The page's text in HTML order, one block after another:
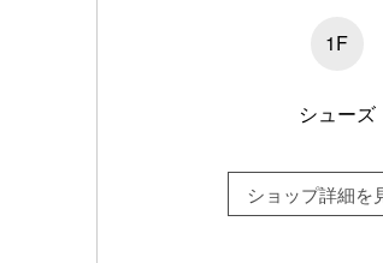
1F
シューズ
ショップ詳細を